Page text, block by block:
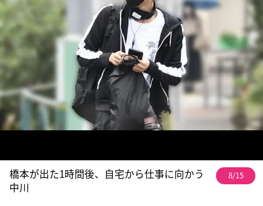
橋本が出た1時間後、自宅から仕事に向かう
中川
8/15